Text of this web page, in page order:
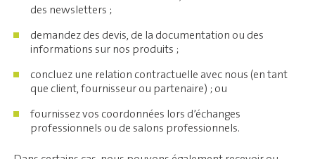
des newsletters ;
demandez des devis, de la documentation ou des
informations sur nos produits ;
concluez une relation contractuelle avec nous (en tant
que client, fournisseur ou partenaire) ; ou
fournissez vos coordonnées lors d’échanges
professionnels ou de salons professionnels.